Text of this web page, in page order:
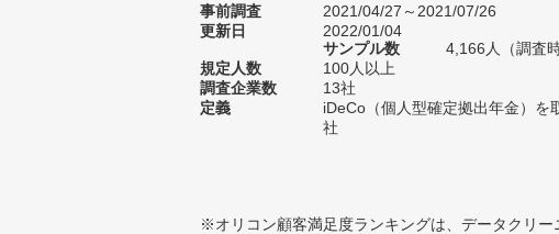
事前調査
2021/04/27～2021/07/26
更新日
2022/01/04
サンプル数
4,166人（調査
規定人数
100人以上
調査企業数
13社
定義
iDeCo（個人型確定拠出年金）を
社
※オリコン顧客満足度ランキングは、データクリー